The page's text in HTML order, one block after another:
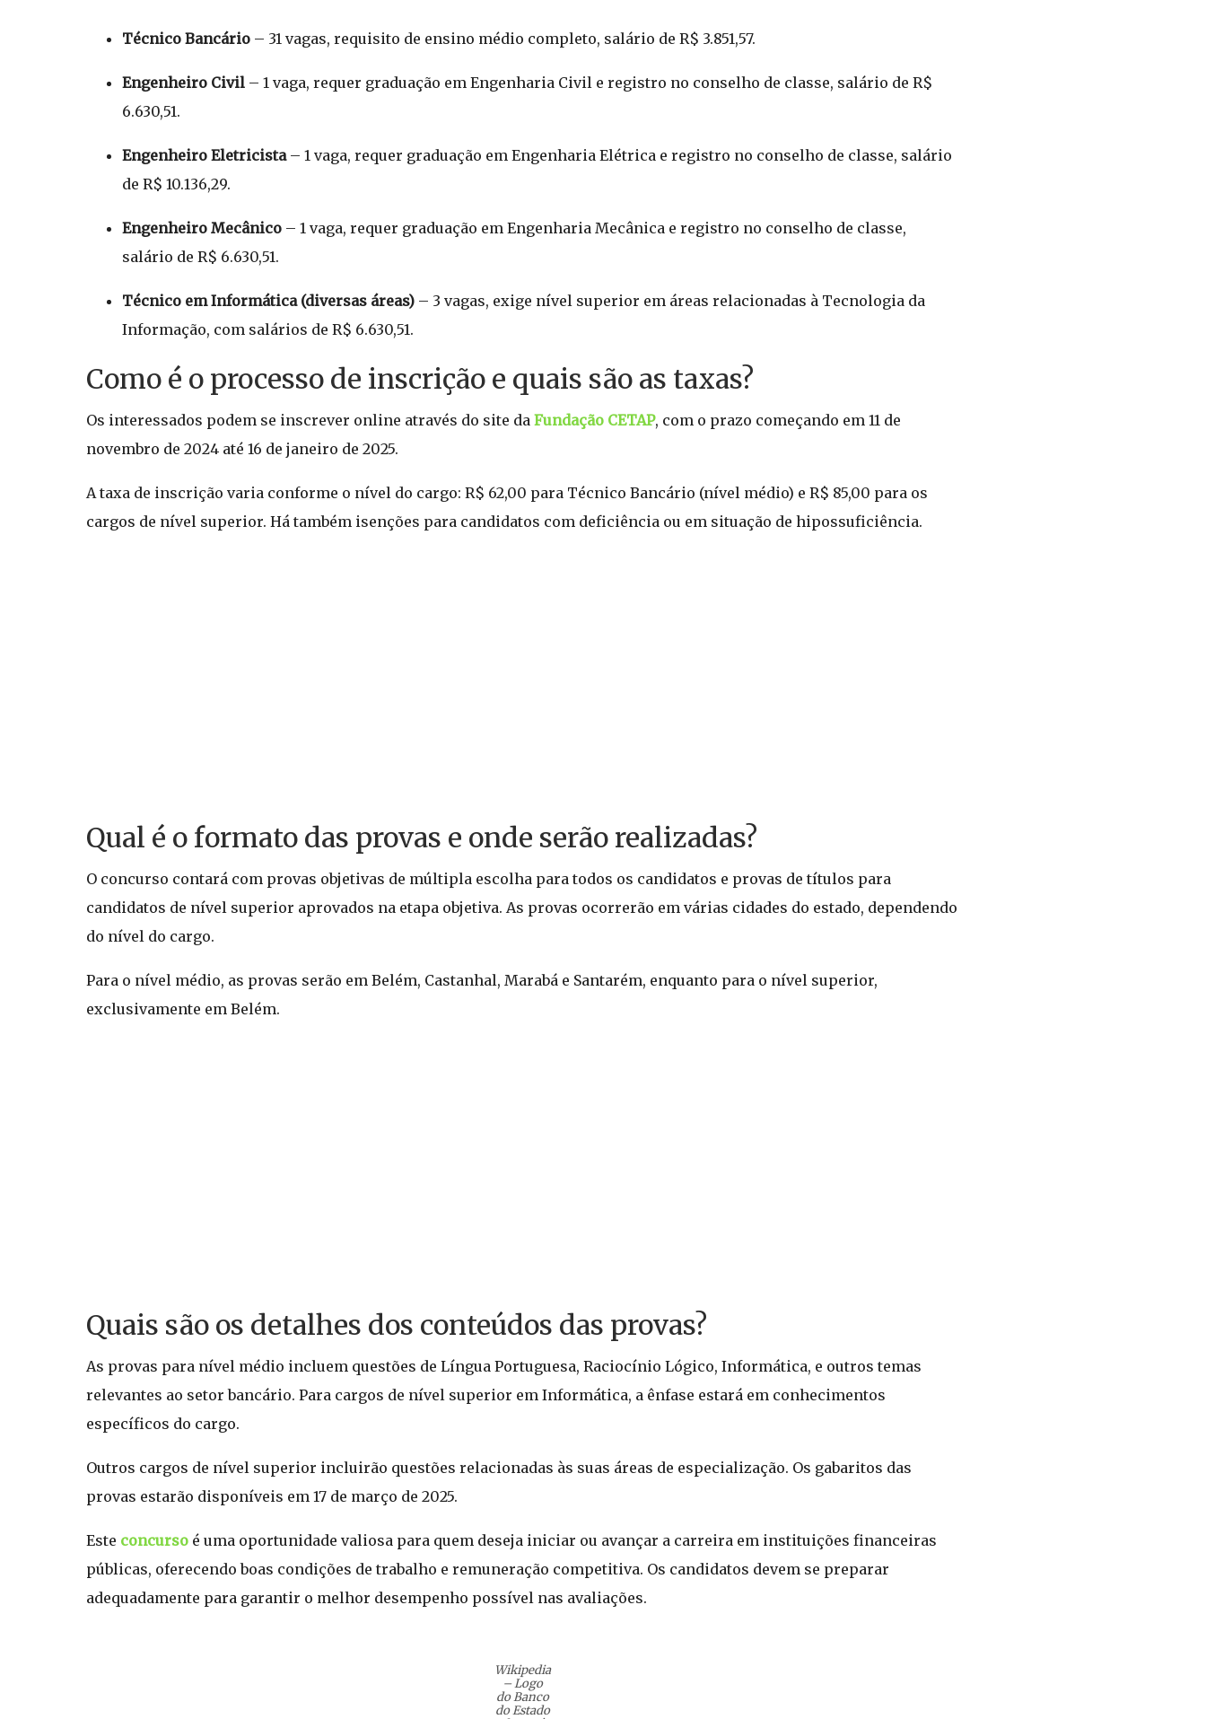
Técnico Bancário – 31 vagas, requisito de ensino médio completo, salário de R$ 3.851,57.
Engenheiro Civil – 1 vaga, requer graduação em Engenharia Civil e registro no conselho de classe, salário de R$
6.630,51.
Engenheiro Eletricista– 1 vaga, requer graduação em Engenharia Elétrica e registro no conselho de classe, salário
de R$ 10.136,29.
Engenheiro Mecânico – 1 vaga, requer graduação em Engenharia Mecânica e registro no conselho de classe,
salário de R$ 6.630,51.
Técnico em Informática (diversas áreas) – 3 vagas, exige nível superior em áreas relacionadas à Tecnologia da
Informação, com salários de R$ 6.630,51.
Como é o processo de inscrição e quais são as taxas?
Os interessados podem se inscrever online através do site da Fundação CETAP, com o prazo começando em 11 de
novembro de 2024 até 16 de janeiro de 2025.
A taxa de inscrição varia conforme o nível do cargo: R$ 62,00 para Técnico Bancário (nível médio) e R$ 85,00 para os
cargos de nível superior. Há também isenções para candidatos com deficiência ou em situação de hipossuficiência.
Qual é o formato das provas e onde serão realizadas?
O concurso contará com provas objetivas de múltipla escolha para todos os candidatos e provas de títulos para
candidatos de nível superior aprovados na etapa objetiva. As provas ocorrerão em várias cidades do estado, dependendo
do nível do cargo.
Para o nível médio, as provas serão em Belém, Castanhal, Marabá e Santarém, enquanto para o nível superior,
exclusivamente em Belém.
Quais são os detalhes dos conteúdos das provas?
As provas para nível médio incluem questões de Língua Portuguesa, Raciocínio Lógico, Informática, e outros temas
relevantes ao setor bancário. Para cargos de nível superior em Informática, a ênfase estará em conhecimentos
específicos do cargo.
Outros cargos de nível superior incluirão questões relacionadas às suas áreas de especialização. Os gabaritos das
provas estarão disponíveis em 17 de março de 2025.
Este concurso é uma oportunidade valiosa para quem deseja iniciar ou avançar a carreira em instituições financeiras
públicas, oferecendo boas condições de trabalho e remuneração competitiva. Os candidatos devem se preparar
adequadamente para garantir o melhor desempenho possível nas avaliações.
Wikipedia
– Logo
do Banco
do Estado